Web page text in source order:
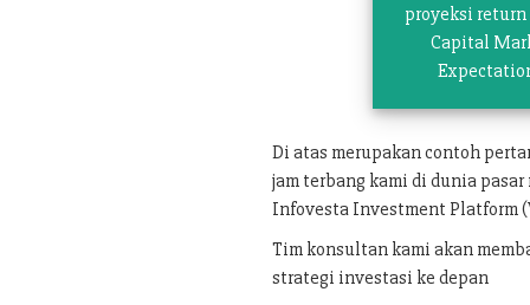
proyeksi return
Capital
Di atas merupakan contoh
jam terbang kami di dunia
Infovesta Investment Platform
Tim konsultan kami akan
strategi investasi ke depan